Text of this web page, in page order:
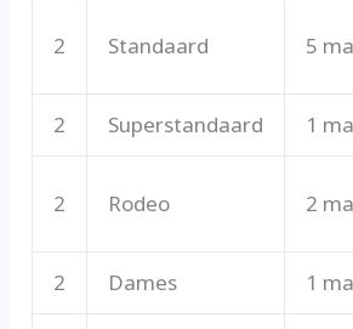
2 Standaard 5
2 Superstandaard 1
2 Rodeo 2
2 Dames 1